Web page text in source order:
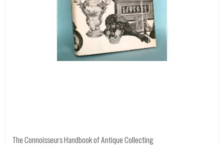
The Connoisseurs Handbook of Antique Collecting